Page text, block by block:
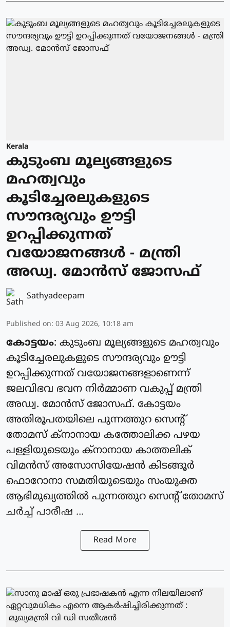
Kerala
കുടുംബ മൂല്യങ്ങളുടെ
മഹത്വവും
കൂടിച്ചേരലുകളുടെ
സൗന്ദര്യവും ഊട്ടി
ഉറപ്പിക്കുന്നത്
വയോജനങ്ങള്‍ - മന്ത്രി
അഡ്വ. മോന്‍സ് ജോസഫ്
Sathyadeepam
Published on: 03 Aug 2026, 10:18 am
കോട്ടയം: കുടുംബ മൂല്യങ്ങളുടെ മഹത്വവും
കൂടിച്ചേരലുകളുടെ സൗന്ദര്യവും ഊട്ടി
ഉറപ്പിക്കുന്നത് വയോജനങ്ങളാണെന്ന്
ജലവിഭവ ഭവന നിര്‍മ്മാണ വകുപ്പ് മന്ത്രി
അഡ്വ. മോന്‍സ് ജോസഫ്. കോട്ടയം
അതിരൂപതയിലെ പുന്നത്തുറ സെന്റ്
തോമസ് ക്‌നാനായ കത്തോലിക്ക പഴയ
പള്ളിയുടെയും ക്‌നാനായ കാത്തലിക്
വിമന്‍സ് അസോസിയേഷന്‍ കിടങ്ങൂര്‍
ഫൊറോനാ സമതിയുടെയും സംയുക്ത
ആഭിമുഖ്യത്തില്‍ പുന്നത്തുറ സെന്റ് തോമസ്
ചര്‍ച്ച് പാരീഷ ...
Read More